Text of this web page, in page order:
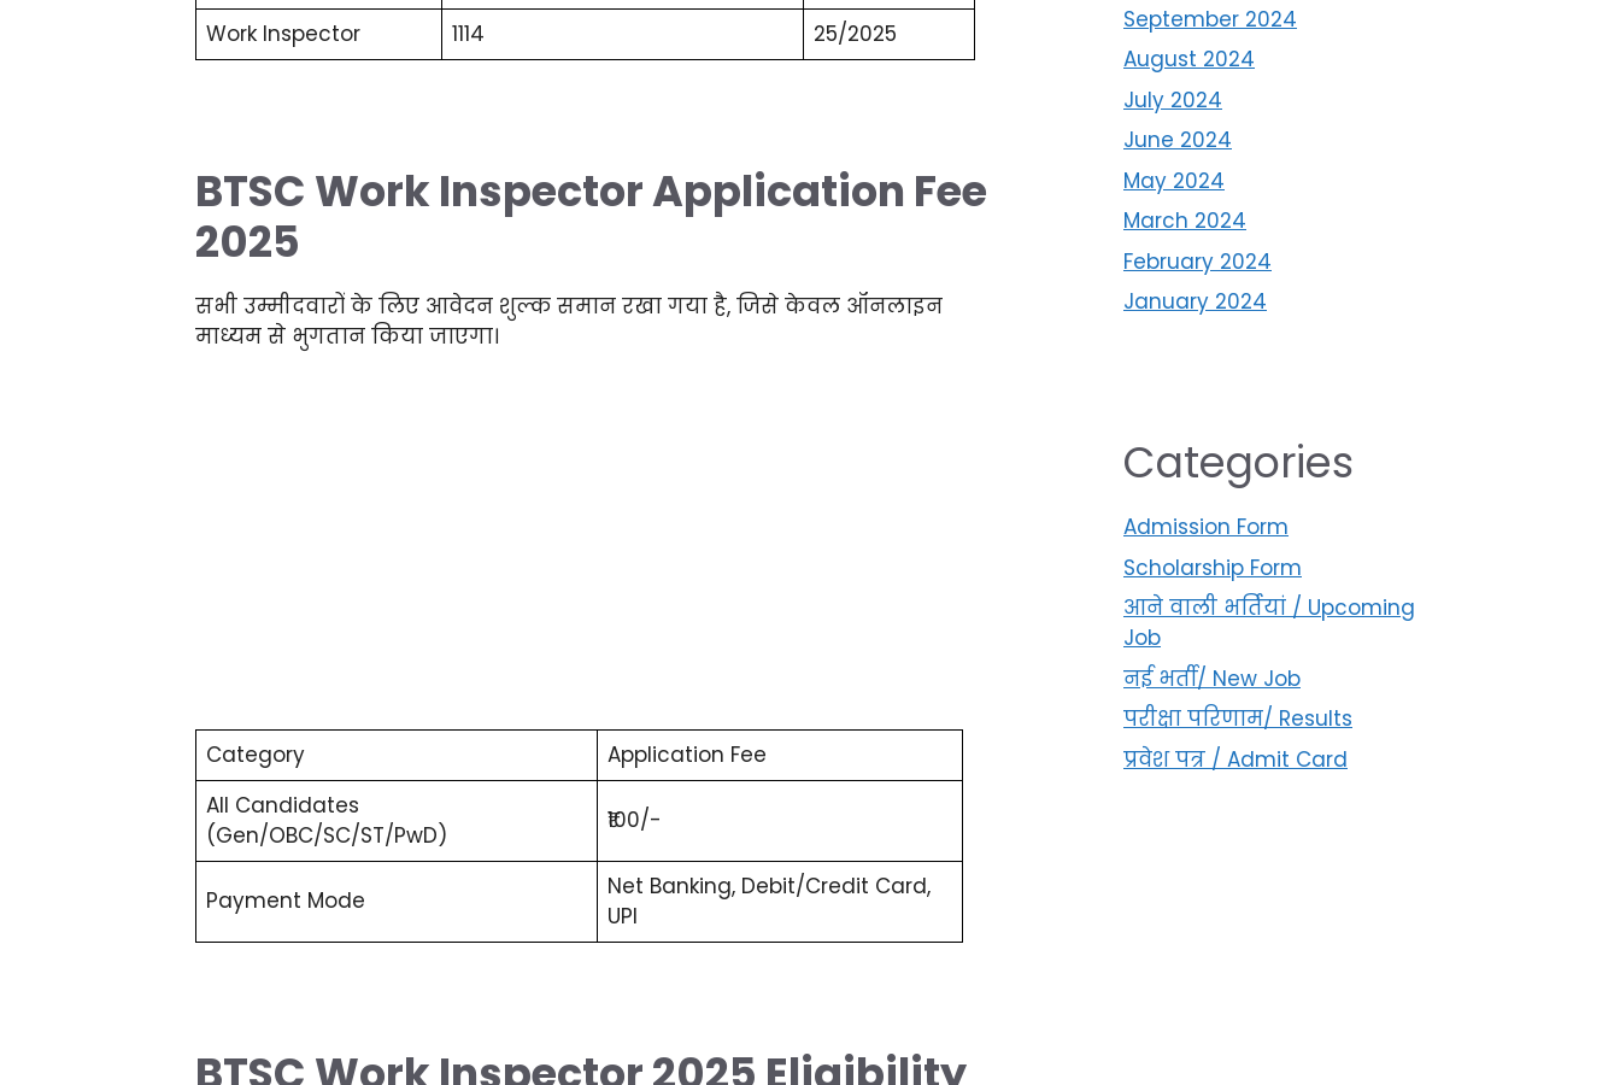
Work Inspector
1114 25/2025
BTSC Work Inspector Application Fee
2025
सभी उम्मीदवारों के लिए आवेदन शुल्क समान रखा गया है, जिसे केवल ऑनलाइन
माध्यम से भुगतान किया जाएगा।
Category
Application Fee
All Candidates
(Gen/OBC/SC/ST/PwD)
₹100/-
Payment Mode
Net Banking, Debit/Credit Card,
UPI
September 2024
August 2024
July 2024
June 2024
May 2024
March 2024
February 2024
January 2024
Categories
Admission Form
Scholarship Form
आने वाली भर्तियां / Upcoming
Job
नई भर्ती/ New Job
परीक्षा परिणाम/ Results
प्रवेश पत्र / Admit Card